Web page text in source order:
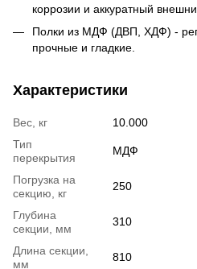
коррозии и аккуратный
Полки из МДФ (ДВП, ХДФ) -
прочные и гладкие.
Характеристики
Вес, кг
10.000
Тип
перекрытия
МДФ
Погрузка на
секцию, кг
250
Глубина
секции, мм
310
Длина секции,
мм
810